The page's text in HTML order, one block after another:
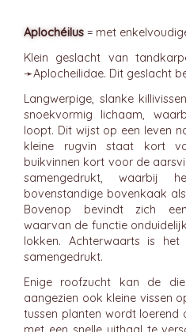
Aplochéilus = met
Klein geslacht van
➛Aplocheilidae. Dit geslacht
Langwerpige, slanke
snoekvormig lichaam,
loopt. Dit wijst op een leven
kleine rugvin staat kort
buikvinnen kort voor de
samengedrukt,
bovenstandige bovenkaak
Bovenop bevindt zich
waarvan de functie
lokken. Achterwaarts is
samengedrukt.
Enige roofzucht kan de
aangezien ook kleine vissen
tussen planten wordt